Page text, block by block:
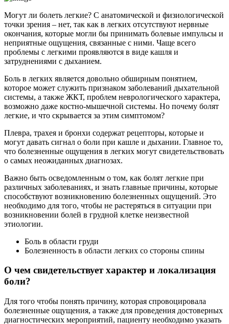
Могут ли болеть легкие? С анатомической и физиологической
точки зрения – нет, так как в легких отсутствуют нервные
окончания, которые могли бы принимать болевые импульсы и
неприятные ощущения, связанные с ними. Чаще всего
проблемы с легкими проявляются в виде кашля и
затруднениями с дыханием.
Боль в легких является довольно обширным понятием,
которое может служить признаком заболеваний дыхательной
системы, а также ЖКТ, проблем неврологического характера,
возможно даже костно-мышечной системы. Но почему болят
легкие, и что скрывается за этим симптомом?
Плевра, трахея и бронхи содержат рецепторы, которые и
могут давать сигнал о боли при кашле и дыхании. Главное то,
что болезненные ощущения в легких могут свидетельствовать
о самых неожиданных диагнозах.
Важно быть осведомленным о том, как болят легкие при
различных заболеваниях, и знать главные причины, которые
способствуют возникновению болезненных ощущений. Это
необходимо для того, чтобы не растеряться в ситуации при
возникновении болей в грудной клетке неизвестной
этиологии.
Боль в области груди
Болезненность в области легких со стороны спины
О чем свидетельствует характер и локализация
боли?
Для того чтобы понять причину, которая спровоцировала
болезненные ощущения, а также для проведения достоверных
диагностических мероприятий, пациенту необходимо указать